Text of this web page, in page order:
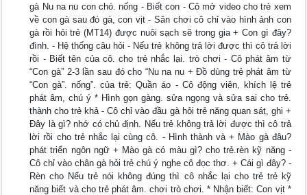
gà Nu na nu con chó. nống - Biết con - Cô mở video cho trẻ xem
về con gà sau đó gà, con vịt - Sân chơi cô chỉ vào hình ảnh con
gà rồi hỏi trẻ (MT14) được nuôi sạch sẽ trong gia + Con gì đây?
đình. - Hệ thống câu hỏi - Nếu trẻ không trả lời được thì cô trả lời
rồi - Biết tên của cô. cho trẻ nhắc lại. trò chơi - Cô phát âm từ
“Con gà” 2-3 lần sau đó cho “Nu na nu + Đồ dùng trẻ phát âm từ
“Con gà”. nống”. của trẻ: Quần áo - Cô động viên, khích lệ trẻ
phát âm, chú ý * Hình gọn gàng. sửa ngọng và sửa sai cho trẻ.
thành cho trẻ khả - Cô chỉ vào đầu gà hỏi trẻ năng quan sát, ghi +
Đây là gì? nhớ có chủ định. Nếu trẻ không trả lời được thì cô trả
lời rồi cho trẻ nhắc lại cùng cô. - Hình thành và + Mào gà đâu?
phát triển ngôn ngữ + Mào gà có màu gì? cho trẻ.rèn kỹ năng -
Cô chỉ vào chân gà hỏi trẻ chú ý nghe cô đọc thơ. + Cái gì đây? -
Rèn cho Nếu trẻ nói không đúng thì cô nhắc lại cho trẻ trẻ kỹ
năng biết và cho trẻ phát âm. chơi trò chơi. * Nhận biết: Con vịt *